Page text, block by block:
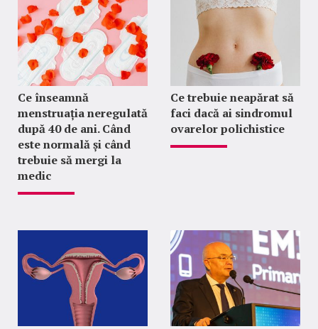
Ce înseamnă
menstruația neregulată
după 40 de ani. Când
este normală și când
trebuie să mergi la
medic
Ce trebuie neapărat să
faci dacă ai sindromul
ovarelor polichistice